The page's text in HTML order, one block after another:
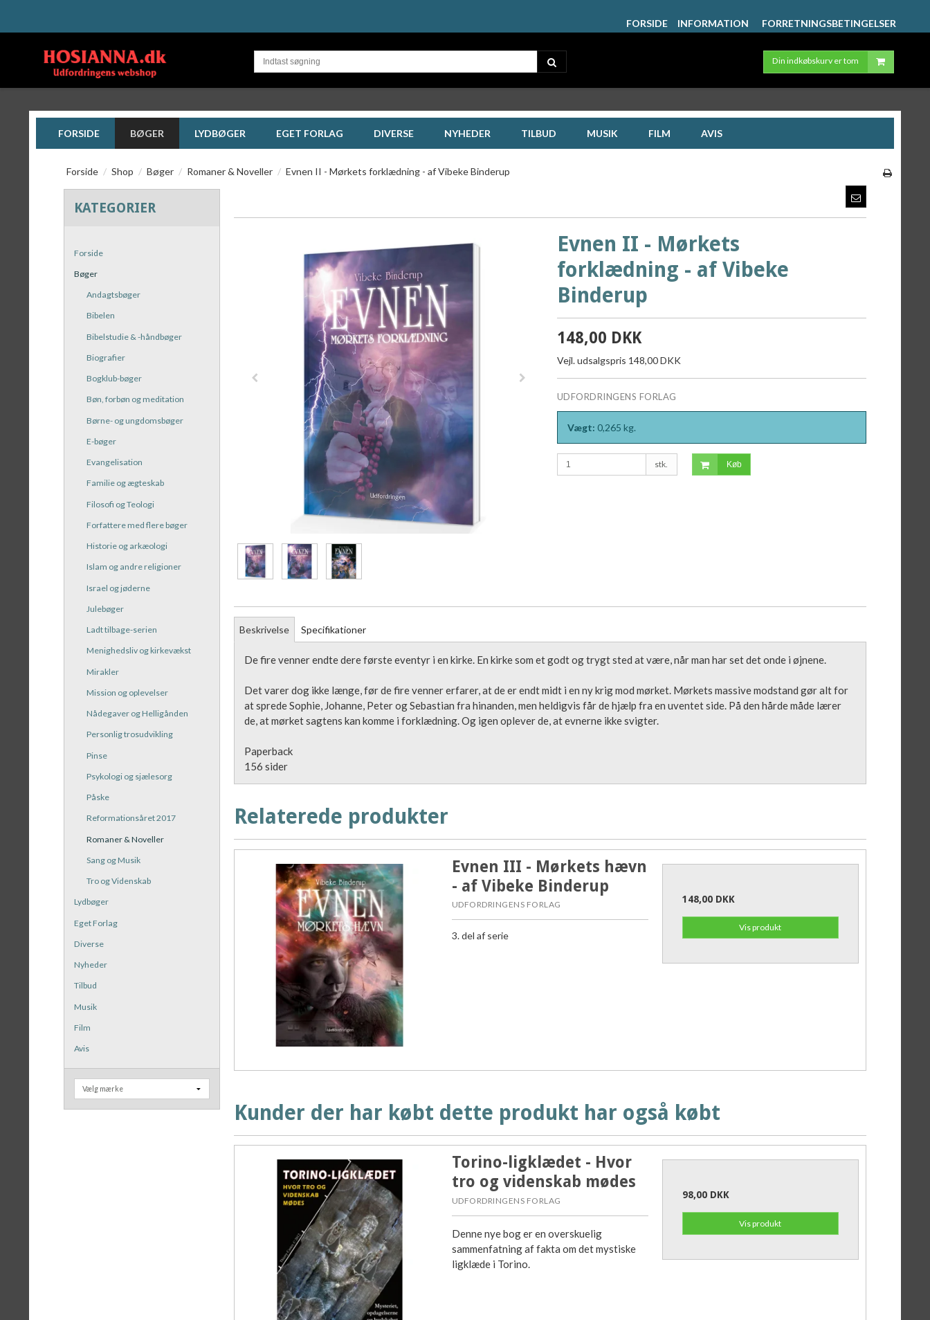
FORSIDE INFORMATION FORRETNINGSBETINGELSER
Din indkøbskurv er tom
FORSIDE BØGER LYDBØGER EGET FORLAG DIVERSE NYHEDER TILBUD MUSIK FILM AVIS
Forside / Shop / Bøger / Romaner & Noveller / Evnen II - Mørkets forklædning - af Vibeke Binderup
KATEGORIER
Forside
Bøger
Andagtsbøger
Bibelen
Bibelstudie & -håndbøger
Biografier
Bogklub-bøger
Bøn, forbøn og meditation
Børne- og ungdomsbøger
E-bøger
Evangelisation
Familie og ægteskab
Filosofi og Teologi
Forfattere med flere bøger
Historie og arkæologi
Islam og andre religioner
Israel og jøderne
Julebøger
Ladt tilbage-serien
Menighedsliv og kirkevækst
Mirakler
Mission og oplevelser
Nådegaver og Helligånden
Personlig trosudvikling
Pinse
Psykologi og sjælesorg
Påske
Reformationsåret 2017
Romaner & Noveller
Sang og Musik
Tro og Videnskab
Lydbøger
Eget Forlag
Diverse
Nyheder
Tilbud
Musik
Film
Avis
Evnen II - Mørkets
forklædning - af Vibeke
Binderup
148,00 DKK
Vejl. udsalgspris 148,00 DKK
UDFORDRINGENS FORLAG
Vægt: 0,265 kg.
stk. Køb
Beskrivelse Specifikationer
De fire venner endte dere første eventyr i en kirke. En kirke som et godt og trygt sted at være, når man har set det onde i øjnene.
Det varer dog ikke længe, før de fire venner erfarer, at de er endt midt i en ny krig mod mørket. Mørkets massive modstand gør alt for
at sprede Sophie, Johanne, Peter og Sebastian fra hinanden, men heldigvis får de hjælp fra en uventet side. På den hårde måde lærer
de, at mørket sagtens kan komme i forklædning. Og igen oplever de, at evnerne ikke svigter.
Paperback
156 sider
Relaterede produkter
Evnen III - Mørkets hævn
- af Vibeke Binderup
UDFORDRINGENS FORLAG
3. del af serie
148,00 DKK
Vis produkt
Kunder der har købt dette produkt har også købt
Torino-ligklædet - Hvor
tro og videnskab mødes
UDFORDRINGENS FORLAG
Denne nye bog er en overskuelig
sammenfatning af fakta om det mystiske
ligklæde i Torino.
98,00 DKK
Vis produkt